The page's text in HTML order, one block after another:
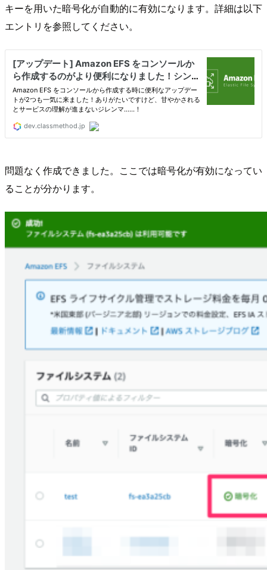
キーを用いた暗号化が自動的に有効になります。詳細は以下
エントリを参照してください。
問題なく作成できました。ここでは暗号化が有効になってい
ることが分かります。